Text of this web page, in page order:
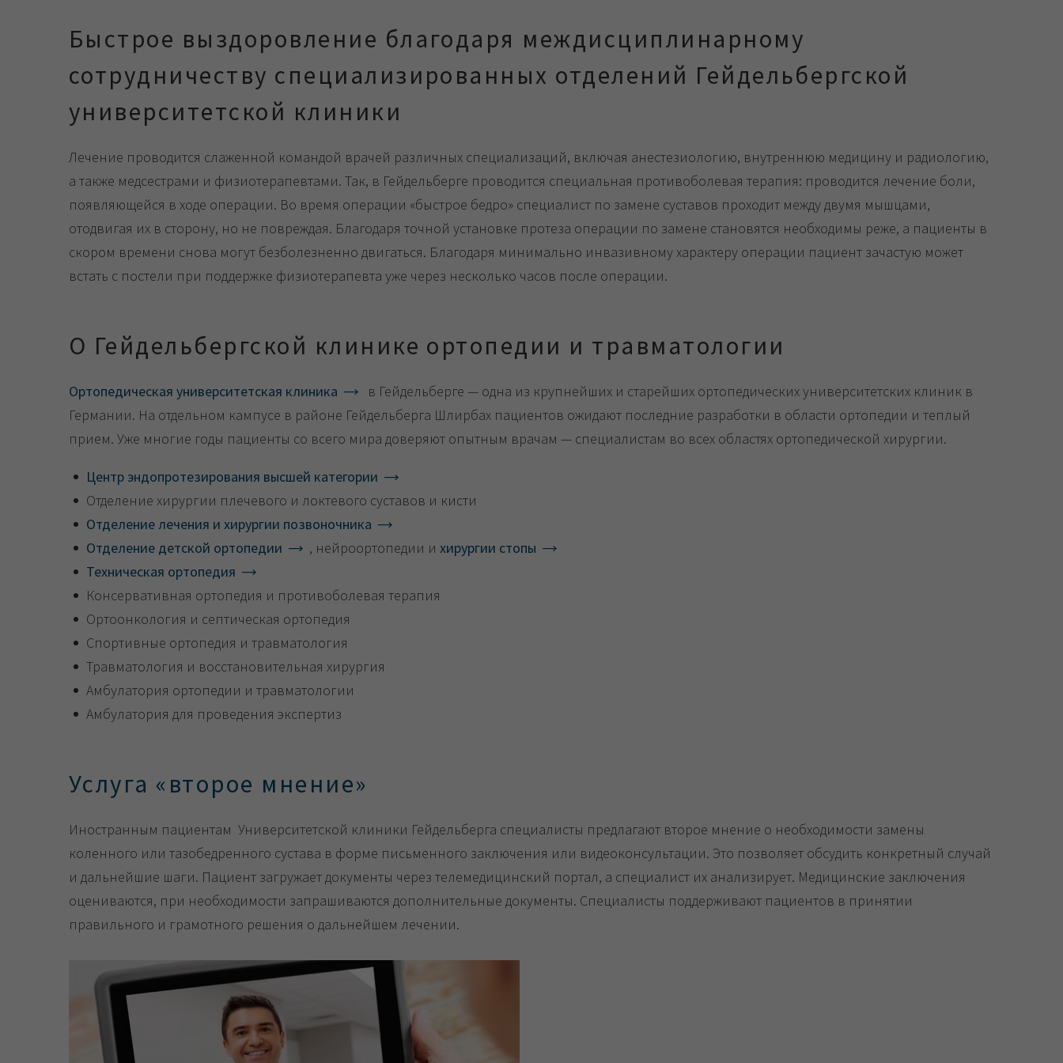
Быстрое выздоровление благодаря междисциплинарному
сотрудничеству специализированных отделений Гейдельбергской
университетской клиники
Лечение проводится слаженной командой врачей различных специализаций, включая анестезиологию, внутреннюю медицину и радиологию,
а также медсестрами и физиотерапевтами. Так, в Гейдельберге проводится специальная противоболевая терапия: проводится лечение боли,
появляющейся в ходе операции. Во время операции «быстрое бедро» специалист по замене суставов проходит между двумя мышцами,
отодвигая их в сторону, но не повреждая. Благодаря точной установке протеза операции по замене становятся необходимы реже, а пациенты в
скором времени снова могут безболезненно двигаться. Благодаря минимально инвазивному характеру операции пациент зачастую может
встать с постели при поддержке физиотерапевта уже через несколько часов после операции.
О Гейдельбергской клинике ортопедии и травматологии
Ортопедическая университетская клиника
в Гейдельберге — одна из крупнейших и старейших ортопедических университетских клиник в
Германии. На отдельном кампусе в районе Гейдельберга Шлирбах пациентов ожидают последние разработки в области ортопедии и теплый
прием. Уже многие годы пациенты со всего мира доверяют опытным врачам — специалистам во всех областях ортопедической хирургии.
Центр эндопротезирования высшей категории
Отделение хирургии плечевого и локтевого суставов и кисти
Отделение лечения и хирургии позвоночника
Отделение детской ортопедии
, нейроортопедии и хирургии стопы
Техническая ортопедия
Консервативная ортопедия и противоболевая терапия
Ортоонкология и септическая ортопедия
Спортивные ортопедия и травматология
Травматология и восстановительная хирургия
Амбулатория ортопедии и травматологии
Амбулатория для проведения экспертиз
Услуга «‎второе мнение»
Иностранным пациентам Университетской клиники Гейдельберга специалисты предлагают второе мнение о необходимости замены
коленного или тазобедренного сустава в форме письменного заключения или видеоконсультации. Это позволяет обсудить конкретный случай
и дальнейшие шаги. Пациент загружает документы через телемедицинский портал, а специалист их анализирует. Медицинские заключения
оцениваются, при необходимости запрашиваются дополнительные документы. Специалисты поддерживают пациентов в принятии
правильного и грамотного решения о дальнейшем лечении.